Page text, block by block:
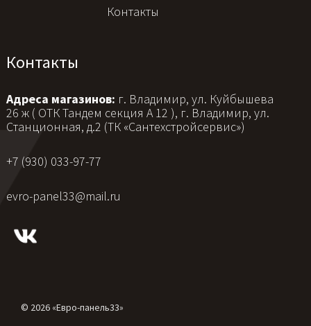
Контакты
Контакты
Адреса магазинов: г. Владимир, ул. Куйбышева
26 ж ( ОТК Тандем секция А 12 ), г. Владимир, ул.
Станционная, д.2 (ТК «Сантехстройсервис»)
+7 (930) 033-97-77
evro-panel33@mail.ru
© 2026 «Евро-панель33»